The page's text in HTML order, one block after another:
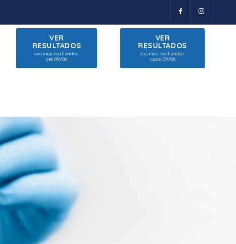
VER
RESULTADOS
exames realizados
até 09/06
VER
RESULTADOS
exames realizados
após 09/06